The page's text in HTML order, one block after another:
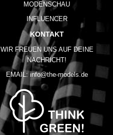
MODENSCHAU
INFLUENCER
KONTAKT
WIR FREUEN UNS AUF DEINE
NACHRICHT!
EMAIL: info@the-models.de